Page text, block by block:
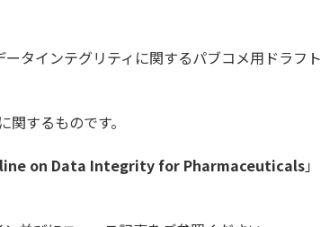
ータインテグリティに関するパブコメ用ドラフト
するものです。
on Data Integrity for Pharmaceuticals」